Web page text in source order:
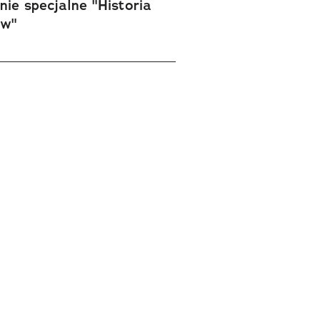
specjalne "Historia